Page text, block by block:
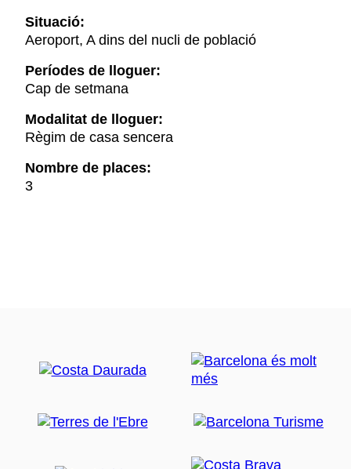
Situació:
Aeroport, A dins del nucli de població
Períodes de lloguer:
Cap de setmana
Modalitat de lloguer:
Règim de casa sencera
Nombre de places:
3